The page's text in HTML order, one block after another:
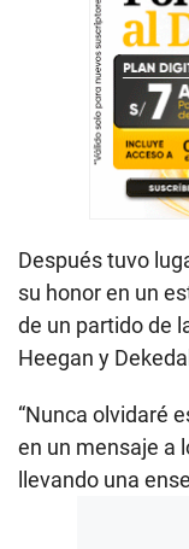
Después tuvo
su honor en un
de un partido de
Heegan y
“Nunca olvidaré
en un mensaje a
llevando una